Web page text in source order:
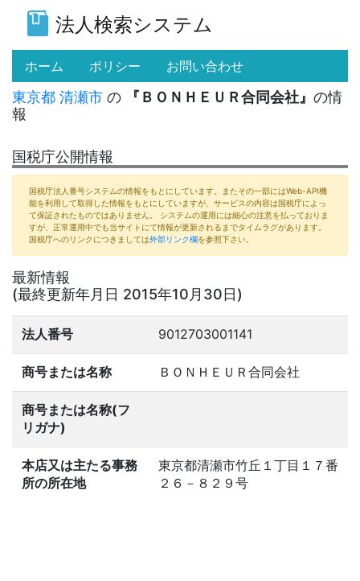
法人検索システム
ホーム (current)
ポリシー お問い合わせ
東京都 清瀬市 の 『ＢＯＮＨＥＵＲ合同会社』 の情
報
国税庁公開情報
国税庁法人番号システムの情報をもとにしています。またその一部にはWeb-API機
能を利用して取得した情報をもとにしていますが、サービスの内容は国税庁によっ
て保証されたものではありません。 システムの運用には細心の注意を払っておりま
すが、正常運用中でも当サイトにて情報が更新されるまでタイムラグがあります。
国税庁へのリンクにつきましては外部リンク欄を参照下さい。
最新情報
(最終更新年月日 2015年10月30日)
法人番号 9012703001141
商号または名称 ＢＯＮＨＥＵＲ合同会社
商号または名称(フ
リガナ)
本店又は主たる事務
所の所在地
東京都清瀬市竹丘１丁目１７番
２６－８２９号